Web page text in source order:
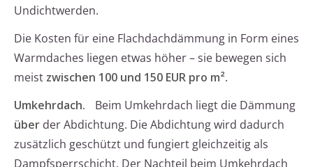
Undichtwerden.
Die Kosten für eine Flachdachdämmung in Form eines
Warmdaches liegen etwas höher – sie bewegen sich
meist zwischen 100 und 150 EUR pro m².
Umkehrdach.
Beim Umkehrdach liegt die Dämmung
über der Abdichtung. Die Abdichtung wird dadurch
zusätzlich geschützt und fungiert gleichzeitig als
Dampfsperrschicht. Der Nachteil beim Umkehrdach